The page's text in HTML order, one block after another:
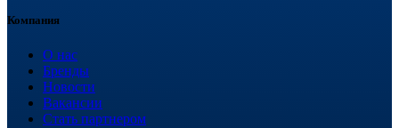
Компания
О нас
Бренды
Новости
Вакансии
Стать партнером